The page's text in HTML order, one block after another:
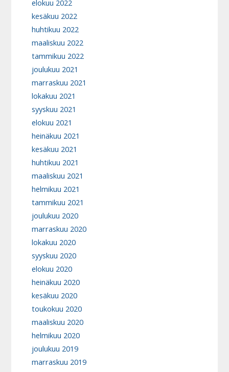
elokuu 2022
kesäkuu 2022
huhtikuu 2022
maaliskuu 2022
tammikuu 2022
joulukuu 2021
marraskuu 2021
lokakuu 2021
syyskuu 2021
elokuu 2021
heinäkuu 2021
kesäkuu 2021
huhtikuu 2021
maaliskuu 2021
helmikuu 2021
tammikuu 2021
joulukuu 2020
marraskuu 2020
lokakuu 2020
syyskuu 2020
elokuu 2020
heinäkuu 2020
kesäkuu 2020
toukokuu 2020
maaliskuu 2020
helmikuu 2020
joulukuu 2019
marraskuu 2019